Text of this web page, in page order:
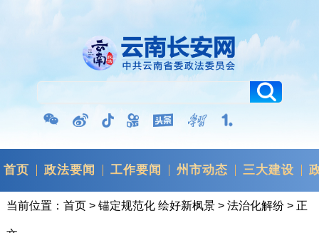
首页 政法要闻 工作要闻 州市动态 三大建设
当前位置： 首页> 锚定规范化 绘好新枫景> 法治化解纷> 正